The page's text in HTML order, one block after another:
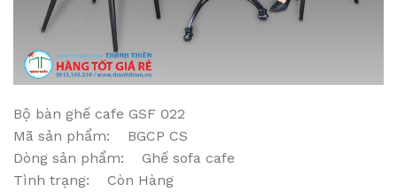
Bộ bàn ghế cafe GSF 022
Mã sản phẩm: BGCP CS
Dòng sản phẩm: Ghế sofa cafe
Tình trạng: Còn Hàng